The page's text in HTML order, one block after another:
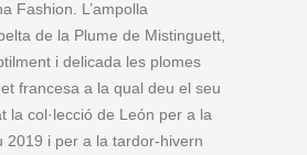
Fashion. L’ampolla
de la Plume de Mistinguett,
i delicada les plomes
francesa a la qual deu el seu
la col·lecció de León per a la
2019 i per a la tardor-hivern